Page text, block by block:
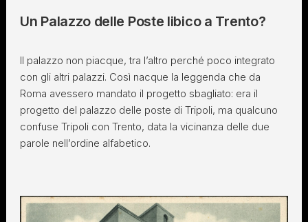
Un Palazzo delle Poste libico a Trento?
Il palazzo non piacque, tra l’altro perché poco integrato
con gli altri palazzi. Così nacque la leggenda che da
Roma avessero mandato il progetto sbagliato: era il
progetto del palazzo delle poste di Tripoli, ma qualcuno
confuse Tripoli con Trento, data la vicinanza delle due
parole nell’ordine alfabetico.